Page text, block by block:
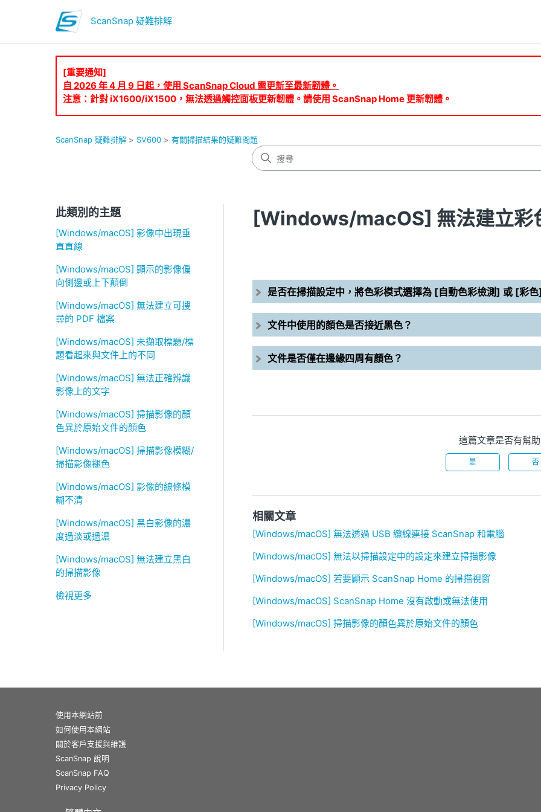
ScanSnap 疑難排解
[重要通知]
自 2026 年 4 月 9 日起，使用 ScanSnap Cloud 需更新至最新韌體。
注意：針對 iX1600/iX1500，無法透過觸控面板更新韌體。請使用 ScanSnap Home 更新韌體。
ScanSnap 疑難排解 SV600 有關掃描結果的疑難問題
此類別的主題
[Windows/macOS] 影像中出現垂
直直線
[Windows/macOS] 顯示的影像偏
向側邊或上下顛倒
[Windows/macOS] 無法建立可搜
尋的 PDF 檔案
[Windows/macOS] 未擷取標題/標
題看起來與文件上的不同
[Windows/macOS] 無法正確辨識
影像上的文字
[Windows/macOS] 掃描影像的顏
色異於原始文件的顏色
[Windows/macOS] 掃描影像模糊/
掃描影像褪色
[Windows/macOS] 影像的線條模
糊不清
[Windows/macOS] 黑白影像的濃
度過淡或過濃
[Windows/macOS] 無法建立黑白
的掃描影像
檢視更多
[Windows/macOS] 無法建立彩
是否在掃描設定中，將色彩模式選擇為 [自動色彩檢測] 或 [彩
文件中使用的顏色是否接近黑色？
文件是否僅在邊緣四周有顏色？
這篇文章是否有幫
是 否
相關文章
[Windows/macOS] 無法透過 USB 纜線連接 ScanSnap 和電腦
[Windows/macOS] 無法以掃描設定中的設定來建立掃描影像
[Windows/macOS] 若要顯示 ScanSnap Home 的掃描視窗
[Windows/macOS] ScanSnap Home 沒有啟動或無法使用
[Windows/macOS] 掃描影像的顏色異於原始文件的顏色
使用本網站前
如何使用本網站
關於客戶支援與維護
ScanSnap 說明
ScanSnap FAQ
Privacy Policy